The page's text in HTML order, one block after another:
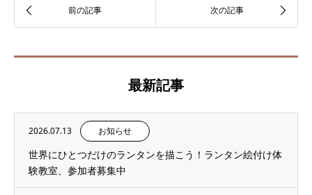
最新記事
2026.07.13 お知らせ
世界にひとつだけのランタンを描こう！ランタン絵付け体
験教室、参加者募集中